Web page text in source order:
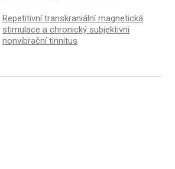
Repetitivní transkraniální magnetická
stimulace a chronický subjektivní
nonvibrační tinnitus